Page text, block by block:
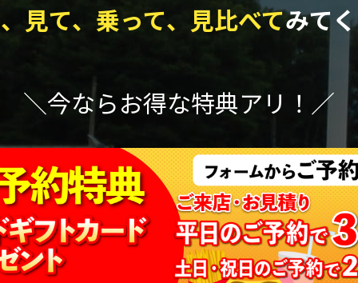
見て、乗って、見比べてみて
＼今ならお得な特典アリ！／